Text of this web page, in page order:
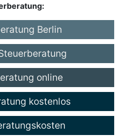
Berlin
online
kostenlos